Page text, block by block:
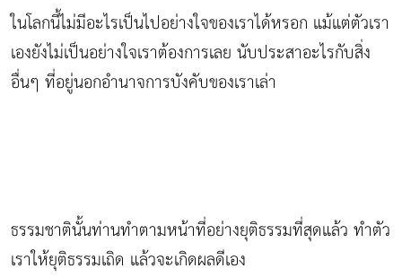
ในโลกนี้ไม่มีอะไรเป็นไปอย่างใจของเราได้หรอก แม้แต่ตัวเรา
เองยังไม่เป็นอย่างใจเราต้องการเลย นับประสาอะไรกับสิ่ง
อื่นๆ ที่อยู่นอกอำนาจการบังคับของเราเล่า
ธรรมชาตินั้นท่านทำตามหน้าที่อย่างยุติธรรมที่สุดแล้ว ทำตัว
เราให้ยุติธรรมเถิด แล้วจะเกิดผลดีเอง